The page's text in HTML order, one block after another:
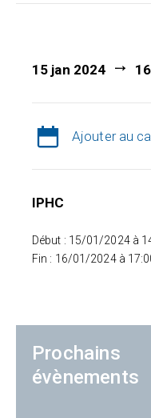
15 jan 2024
Ajouter au
IPHC
Début : 15/01/2024 à
Fin : 16/01/2024 à
Prochains
évènements